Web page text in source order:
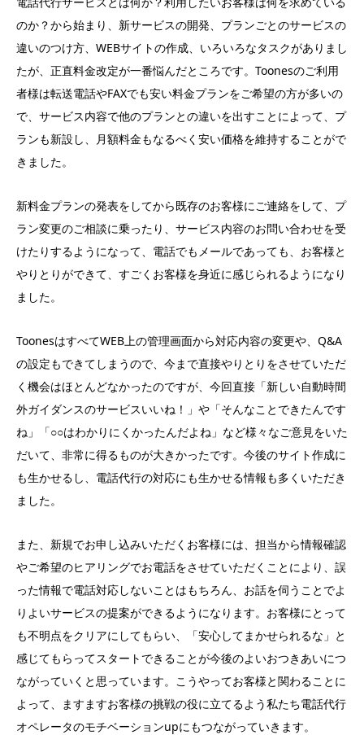
のか？から始まり、新サービスの開発、プランごとのサービスの
違いのつけ方、WEBサイトの作成、いろいろなタスクがありまし
たが、正直料金改定が一番悩んだところです。Toonesのご利用
者様は転送電話やFAXでも安い料金プランをご希望の方が多いの
で、サービス内容で他のプランとの違いを出すことによって、プ
ランも新設し、月額料金もなるべく安い価格を維持することがで
きました。
新料金プランの発表をしてから既存のお客様にご連絡をして、プ
ラン変更のご相談に乗ったり、サービス内容のお問い合わせを受
けたりするようになって、電話でもメールであっても、お客様と
やりとりができて、すごくお客様を身近に感じられるようになり
ました。
ToonesはすべてWEB上の管理画面から対応内容の変更や、Q&A
の設定もできてしまうので、今まで直接やりとりをさせていただ
く機会はほとんどなかったのですが、今回直接「新しい自動時間
外ガイダンスのサービスいいね！」や「そんなことできたんです
ね」「○○はわかりにくかったんだよね」など様々なご意見をいた
だいて、非常に得るものが大きかったです。今後のサイト作成に
も生かせるし、電話代行の対応にも生かせる情報も多くいただき
ました。
また、新規でお申し込みいただくお客様には、担当から情報確認
やご希望のヒアリングでお電話をさせていただくことにより、誤
った情報で電話対応しないことはもちろん、お話を伺うことでよ
りよいサービスの提案ができるようになります。お客様にとって
も不明点をクリアにしてもらい、「安心してまかせられるな」と
感じてもらってスタートできることが今後のよいおつきあいにつ
ながっていくと思っています。こうやってお客様と関わることに
よって、ますますお客様の挑戦の役に立てるよう私たち電話代行
オペレータのモチベーションupにもつながっていきます。